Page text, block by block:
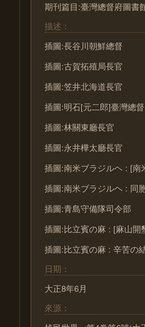
期刊篇目:臺灣總督府圖書
描述：
插圖:長谷川朝鮮總督
插圖:古賀拓殖局長官
插圖:笠井北海道長官
插圖:明石[元二郎]臺灣總督
插圖:林關東廳長官
插圖:永井樺太廳長官
插圖:南米ブラジルヘ : [南
插圖:南米ブラジルヘ : 同
插圖:青島守備隊司令部
插圖:比立賓の麻 : [麻山開
插圖:比立賓の麻 : 辛苦の
日期：
大正8年6月
來源：